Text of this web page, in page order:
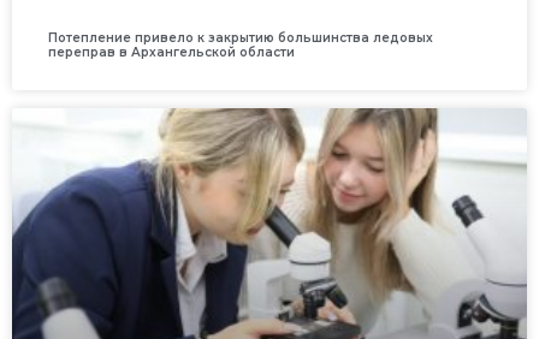
Потепление привело к закрытию большинства ледовых
переправ в Архангельской области